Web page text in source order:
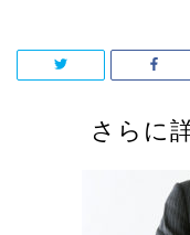
さらに